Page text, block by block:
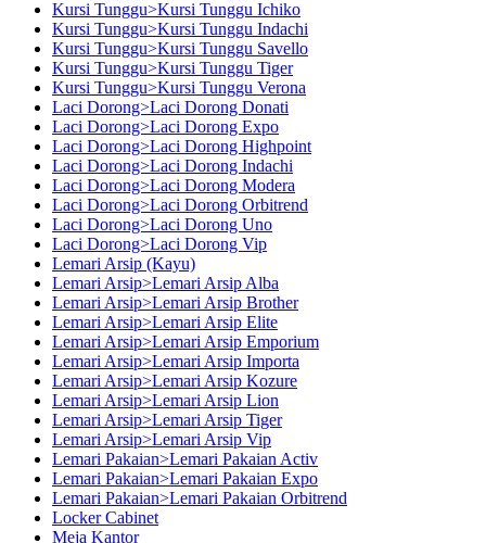
Kursi Tunggu>Kursi Tunggu Ichiko
Kursi Tunggu>Kursi Tunggu Indachi
Kursi Tunggu>Kursi Tunggu Savello
Kursi Tunggu>Kursi Tunggu Tiger
Kursi Tunggu>Kursi Tunggu Verona
Laci Dorong>Laci Dorong Donati
Laci Dorong>Laci Dorong Expo
Laci Dorong>Laci Dorong Highpoint
Laci Dorong>Laci Dorong Indachi
Laci Dorong>Laci Dorong Modera
Laci Dorong>Laci Dorong Orbitrend
Laci Dorong>Laci Dorong Uno
Laci Dorong>Laci Dorong Vip
Lemari Arsip (Kayu)
Lemari Arsip>Lemari Arsip Alba
Lemari Arsip>Lemari Arsip Brother
Lemari Arsip>Lemari Arsip Elite
Lemari Arsip>Lemari Arsip Emporium
Lemari Arsip>Lemari Arsip Importa
Lemari Arsip>Lemari Arsip Kozure
Lemari Arsip>Lemari Arsip Lion
Lemari Arsip>Lemari Arsip Tiger
Lemari Arsip>Lemari Arsip Vip
Lemari Pakaian>Lemari Pakaian Activ
Lemari Pakaian>Lemari Pakaian Expo
Lemari Pakaian>Lemari Pakaian Orbitrend
Locker Cabinet
Meja Kantor